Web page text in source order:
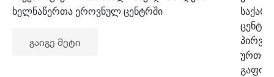
ხელნაწერთა ეროვნულ ცენტრში
გაიგე მეტი